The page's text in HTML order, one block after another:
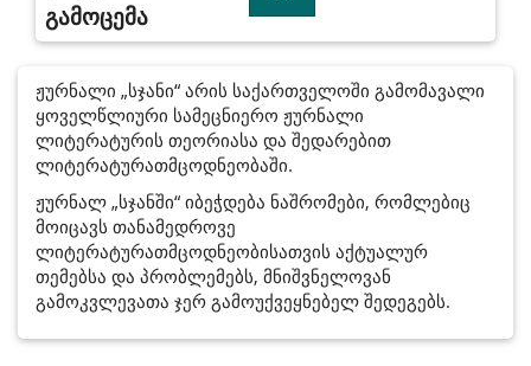
გამოცემა
ჟურნალი „სჯანი“ არის საქართველოში გამომავალი
ყოველწლიური სამეცნიერო ჟურნალი
ლიტერატურის თეორიასა და შედარებით
ლიტერატურათმცოდნეობაში.
ჟურნალ „სჯანში“ იბეჭდება ნაშრომები, რომლებიც
მოიცავს თანამედროვე
ლიტერატურათმცოდნეობისათვის აქტუალურ
თემებსა და პრობლემებს, მნიშვნელოვან
გამოკვლევათა ჯერ გამოუქვეყნებელ შედეგებს.